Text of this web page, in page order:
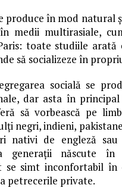
produce în mod natural
medii multirasiale,
toate studiile arată
să socializeze în
socială se
dar asta în principal
să vorbească pe
negri, indieni,
nativi de engleză sau
generații născute în
se simt inconfortabil în
petrecerile private.